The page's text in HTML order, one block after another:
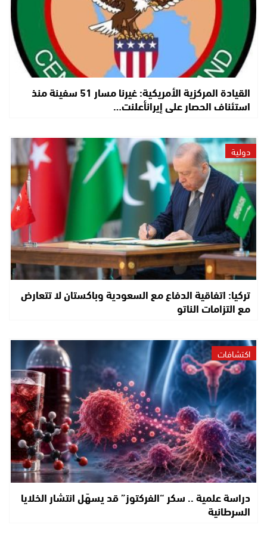
القيادة المركزية الأمريكية: غيرنا مسار 51 سفينة منذ
استئناف الحصار على إيرانأعلنت…
دولية
تركيا: اتفاقية الدفاع مع السعودية وباكستان لا تتعارض
مع التزامات الناتو
اكتشافات
دراسة علمية .. سكر “الفركتوز” قد يسهّل انتشار الخلايا
السرطانية